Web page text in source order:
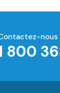
nous
800